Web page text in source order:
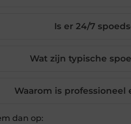
Is er 24/7
Wat zijn typische
Waarom is
dan op: